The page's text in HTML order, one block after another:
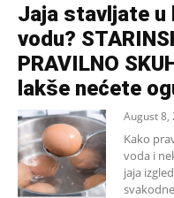
Jaja stavljate u
vodu?
PRAVILNO
lakše nećete
August 8,
Kako
voda i
jaja